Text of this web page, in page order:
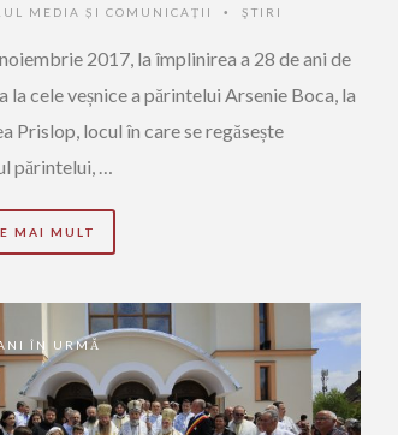
MEDIA ȘI COMUNICAȚII • ŞTIRI
2017, la împlinirea a 28 de ani de
la cele veșnice a părintelui Arsenie Boca, la
Prislop, locul în care se regăsește
părintelui, …
MAI MULT
ÎN URMĂ